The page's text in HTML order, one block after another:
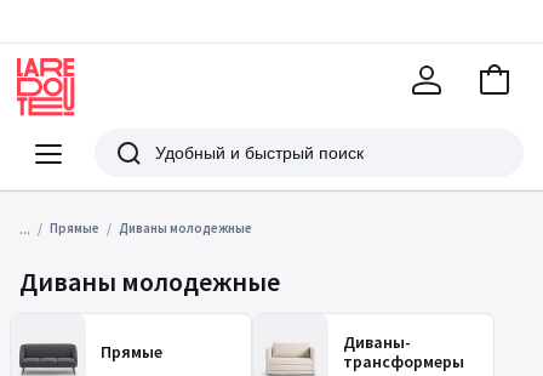
Меню
Redoute
Поиск
В
... Прямые Диваны молодежные
Диваны молодежные
Прямые
Диваны-
трансформеры